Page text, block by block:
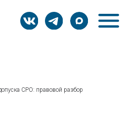
СРО: правовой разбор